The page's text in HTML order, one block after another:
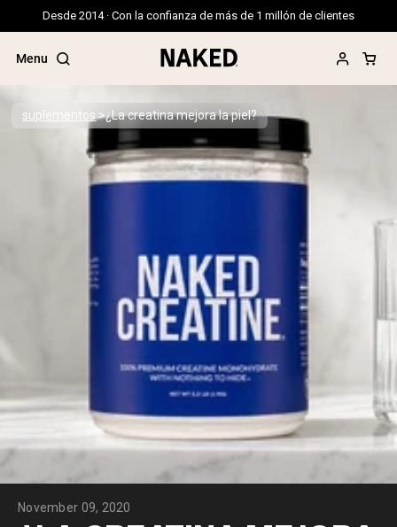
Desde 2014 · Con la confianza de más de 1 millón de clientes
Menu
Términos de Búsqueda Populares
”Micellar Casein“
suplementos ¿La creatina mejora la piel?
November 09, 2020